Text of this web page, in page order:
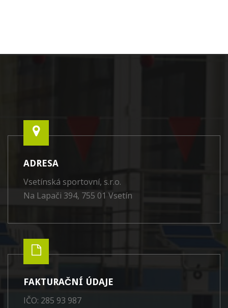
ADRESA
Vsetínská sportovní, s.r.o.
Na Lapači 394, 755 01 Vsetín
FAKTURAČNÍ ÚDAJE
IČO: 285 93 987